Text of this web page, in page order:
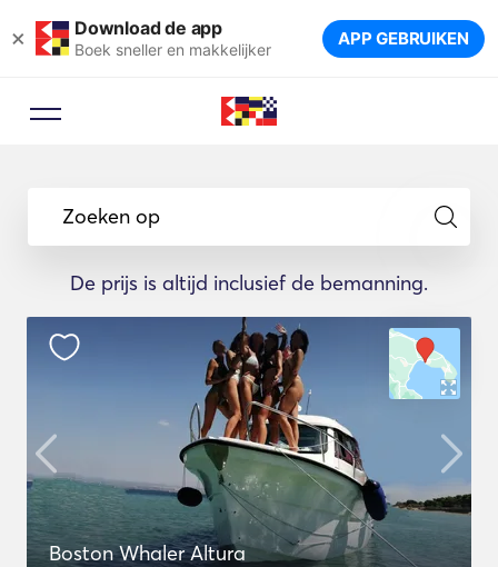
× Download de app
Boek sneller en makkelijker APP GEBRUIKEN
Zoeken op
De prijs is altijd inclusief de bemanning.
Boston Whaler Altura